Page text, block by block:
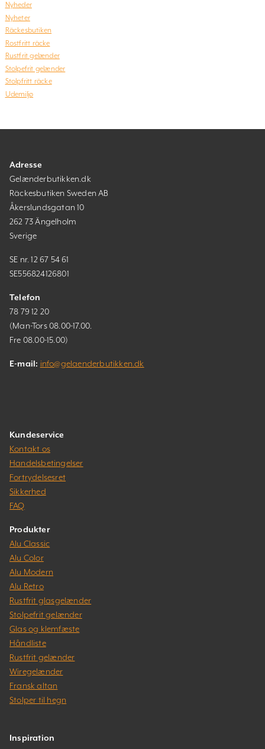
Nyheder
Nyheter
Räckesbutiken
Rostfritt räcke
Rustfrit gelænder
Stolpefrit gelænder
Stolpfritt räcke
Udemiljø
Adresse
Gelænderbutikken.dk
Räckesbutiken Sweden AB
Åkerslundsgatan 10
262 73 Ängelholm
Sverige
SE nr. 12 67 54 61
SE556824126801
Telefon
78 79 12 20
(Man-Tors 08.00-17.00.
Fre 08.00-15.00)
E-mail: info@gelaenderbutikken.dk
Kundeservice
Kontakt os
Handelsbetingelser
Fortrydelsesret
Sikkerhed
FAQ
Produkter
Alu Classic
Alu Color
Alu Modern
Alu Retro
Rustfrit glasgelænder
Stolpefrit gelænder
Glas og klemfæste
Håndliste
Rustfrit gelænder
Wiregelænder
Fransk altan
Stolper til hegn
Inspiration